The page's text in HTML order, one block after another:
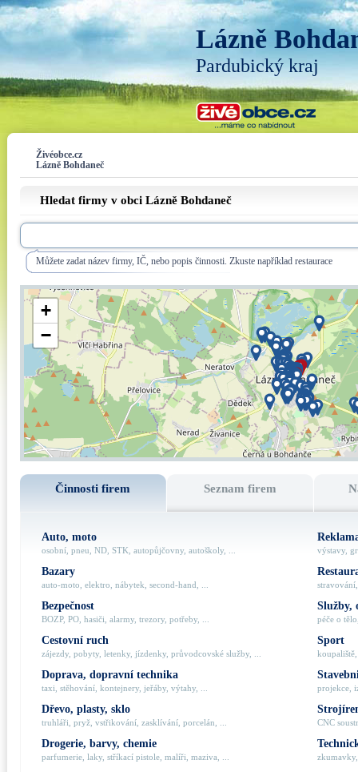
Lázně
Pardubický kraj
Živéobce.cz
Lázně Bohdaneč
Hledat firmy v obci Lázně Bohdaneč
Můžete zadat název firmy, IČ, nebo popis činnosti. Zkuste například restaurace
+
−
Činnosti firem Seznam firem
Auto, moto
osobní, pneu, ND, STK, autopůjčovny, autoškoly, ...
Bazary
auto-moto, elektro, nábytek, second-hand, ...
Bezpečnost
BOZP, PO, hasiči, alarmy, trezory, potřeby, ...
Cestovní ruch
zájezdy, pobyty, letenky, jízdenky, průvodcovské služby, ...
Doprava, dopravní technika
taxi, stěhování, kontejnery, jeřáby, výtahy, ...
Dřevo, plasty, sklo
truhláři, pryž, vstřikování, zasklívání, porcelán, ...
Drogerie, barvy, chemie
parfumerie, laky, stříkací pistole, malíři, maziva, ...
výstavy,
Služby,
péče o
Sport
projekce,
CNC